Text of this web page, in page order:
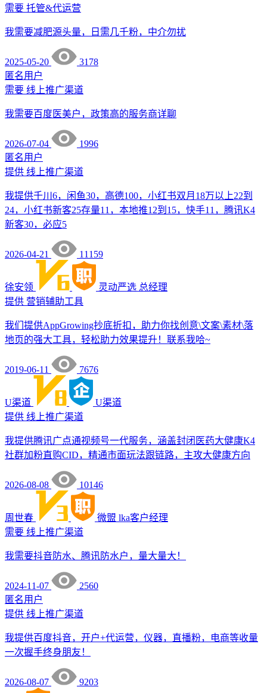
需要 托管&代运营
我需要减肥源头量，日需几千粉，中介勿扰
2025-05-20
3178
匿名用户
需要 线上推广渠道
我需要百度医美户，政策高的服务商详聊
2026-07-04
1996
匿名用户
提供 线上推广渠道
我提供千川6，闲鱼30，高德100，小红书双月18万以上22到
24，小红书新客25存量11，本地推12到15，快手11，腾讯K4
新客30，必应5
2026-04-21 11159
徐安领 灵动严选 总经理
提供 营销辅助工具
我们提供AppGrowing抄底折扣，助力你找创意\文案\素材\落
地页的强大工具，轻松助力效果提升！联系我哈~
2019-06-11 7676
U渠道
U渠道
提供 线上推广渠道
我提供腾讯广点通视频号一代服务，涵盖封闭医药大健康K4
社群加粉直购CID，精通市面玩法跟链路，主攻大健康方向
2026-08-08 10146
周世春 微盟 lka客户经理
需要 线上推广渠道
我需要抖音防水、腾讯防水户，量大量大！
2024-11-07
2560
匿名用户
提供 线上推广渠道
我提供百度抖音，开户+代运营，仪器，直播粉，电商等收量
一次握手终身朋友！
2026-08-07 9203